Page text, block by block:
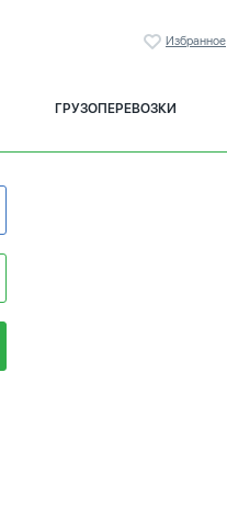
Избранное
ГРУЗОПЕРЕВОЗКИ